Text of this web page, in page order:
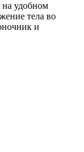
на удобном
тела во
и